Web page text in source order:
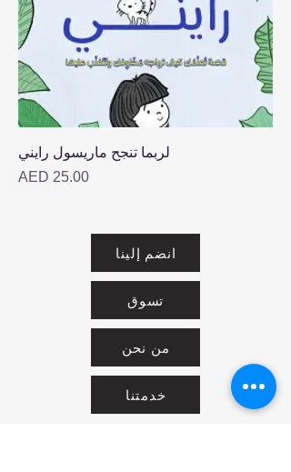
لربما تنجح ماريسول رايني
Price
AED 25.00
انضم إلينا
تسوق
من نحن
خدمتنا